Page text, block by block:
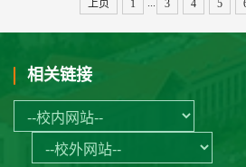
上页 1 3 4 5
相关链接